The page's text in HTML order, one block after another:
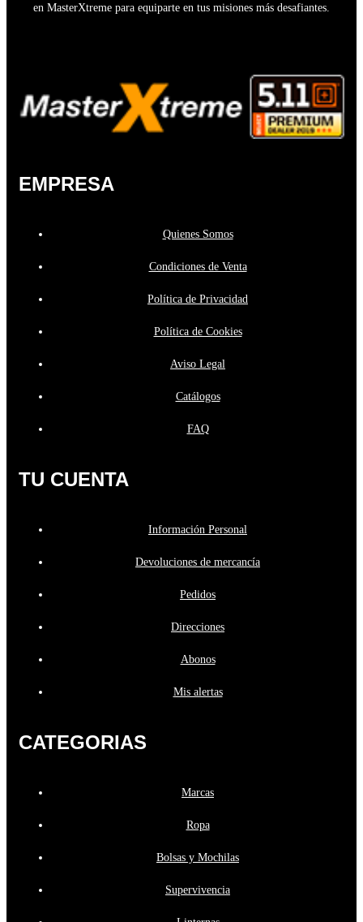
en MasterXtreme para equiparte en tus misiones más desafiantes.
EMPRESA
Quienes Somos
Condiciones de Venta
Política de Privacidad
Política de Cookies
Aviso Legal
Catálogos
FAQ
TU CUENTA
Información Personal
Devoluciones de mercancía
Pedidos
Direcciones
Abonos
Mis alertas
CATEGORIAS
Marcas
Ropa
Bolsas y Mochilas
Supervivencia